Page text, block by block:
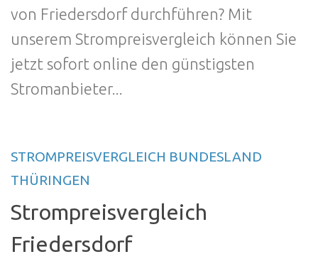
von Friedersdorf durchführen? Mit
unserem Strompreisvergleich können Sie
jetzt sofort online den günstigsten
Stromanbieter...
STROMPREISVERGLEICH BUNDESLAND
THÜRINGEN
Strompreisvergleich
Friedersdorf